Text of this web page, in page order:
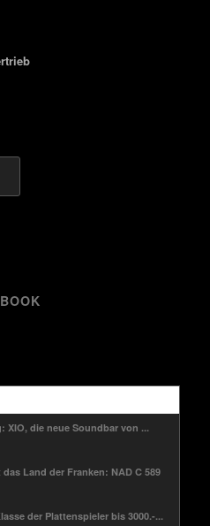
XIO, die neue Soundbar von ...
Land der Franken: NAD C 589
der Plattenspieler bis 3000.-...